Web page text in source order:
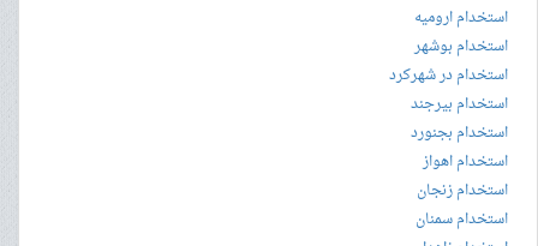
استخدام ارومیه
استخدام بوشهر
استخدام در شهرکرد
استخدام بیرجند
استخدام بجنورد
استخدام اهواز
استخدام زنجان
استخدام سمنان